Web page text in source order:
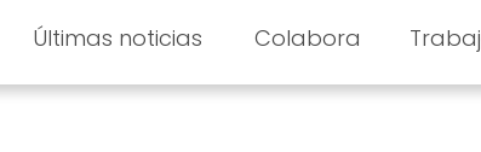
Últimas noticias Colabora